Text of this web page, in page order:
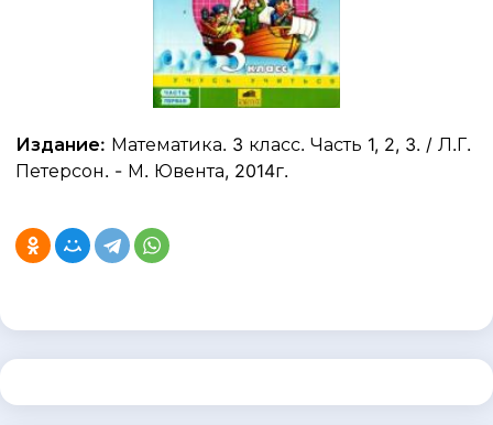
Издание: Математика. 3 класс. Часть 1, 2, 3. / Л.Г.
Петерсон. - М. Ювента, 2014г.